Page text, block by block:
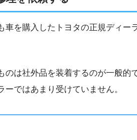
車を購入したトヨタの正規ディー
のは社外品を装着するのが一般的
ではあまり受けていません。